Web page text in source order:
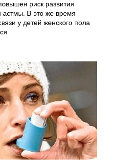
риск развития
астмы. В это же время
у детей женского пола